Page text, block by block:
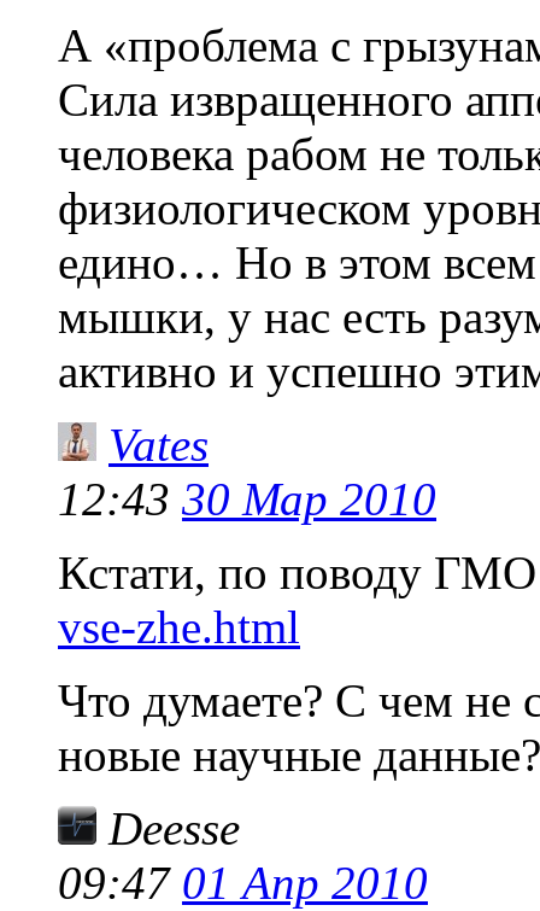
А «проблема с
Сила извращенного
человека рабом не
физиологическом
едино… Но в этом всем
мышки, у нас есть
активно и успешно
Vates
12:43 30 Мар 2010
Кстати, по поводу
vse-zhe.html
Что думаете? С чем не
новые научные данные?
Deesse
09:47 01 Апр 2010